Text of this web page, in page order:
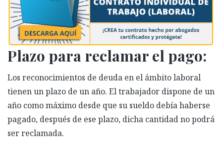
Plazo para reclamar el pago:
Los reconocimientos de deuda en el ámbito laboral
tienen un plazo de un año. El trabajador dispone de un
año como máximo desde que su sueldo debía haberse
pagado, después de ese plazo, dicha cantidad no podrá
ser reclamada.